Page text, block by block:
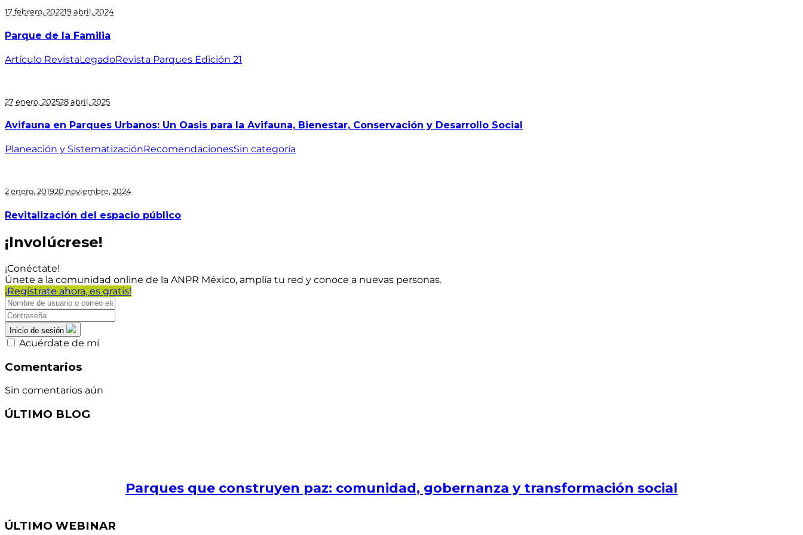
17 febrero, 202219 abril, 2024
Parque de la Familia
Artículo RevistaLegadoRevista Parques Edición 21
27 enero, 202528 abril, 2025
Avifauna en Parques Urbanos: Un Oasis para la Avifauna, Bienestar, Conservación y Desarrollo Social
Planeación y SistematizaciónRecomendacionesSin categoría
2 enero, 201920 noviembre, 2024
Revitalización del espacio público
¡Involúcrese!
¡Conéctate!
Únete a la comunidad online de la ANPR México, amplía tu red y conoce a nuevas personas.
¡Regístrate ahora, es gratis!
Inicio de sesión
Acuérdate de mí
Comentarios
Sin comentarios aún
ÚLTIMO BLOG
Parques que construyen paz: comunidad, gobernanza y transformación social
ÚLTIMO WEBINAR